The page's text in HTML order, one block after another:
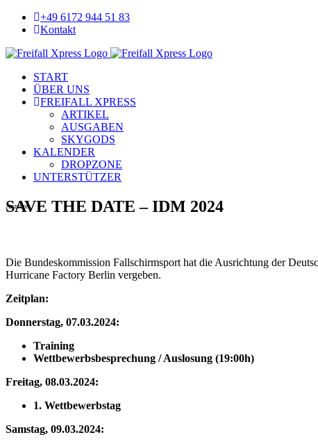
Skip
+49 6172 944 51 83
Kontakt
Facebook
YouTube
START
ÜBER UNS
FREIFALL XPRESS
ARTIKEL
AUSGABEN
SKYGODS
KALENDER
DROPZONE
UNTERSTÜTZER
SAVE THE DATE – IDM 2024
Anzeige
Die Bundeskommission Fallschirmsport hat die Ausrichtung der
Hurricane Factory Berlin vergeben.
Zeitplan:
Donnerstag, 07.03.2024:
Training
Wettbewerbsbesprechung / Auslosung (19:00h)
Freitag, 08.03.2024:
1. Wettbewerbstag
Samstag, 09.03.2024: